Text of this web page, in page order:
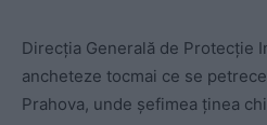
Direcția Generală de Protecție
ancheteze tocmai ce se
Prahova, unde șefimea ținea